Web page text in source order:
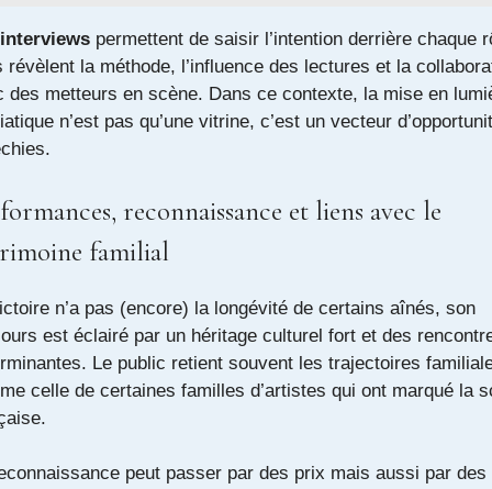
interviewspermettent de saisir l’intention derrière chaque
révèlent la méthode, l’influence des lectures et la
des metteurs en scène. Dans ce contexte, la mise en
n’est pas qu’une vitrine, c’est un vecteur
reconnaissance et liens avec le
familial
n’a pas (encore) la longévité de certains aînés, son
est éclairé par un héritage culturel fort et des
Le public retient souvent les trajectoires
celle de certaines familles d’artistes qui ont marqué la
peut passer par des prix mais aussi par des